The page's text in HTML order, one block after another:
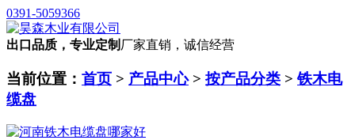
0391-5059366
出口品质，专业定制 厂家直销，诚信经营
当前位置： 首页 > 产品中心> 按产品分类 >铁木电
缆盘